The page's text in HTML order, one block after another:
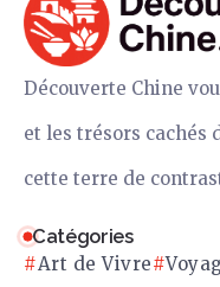
Découverte Chine
et les trésors cachés
cette terre de
Catégories
Art de Vivre